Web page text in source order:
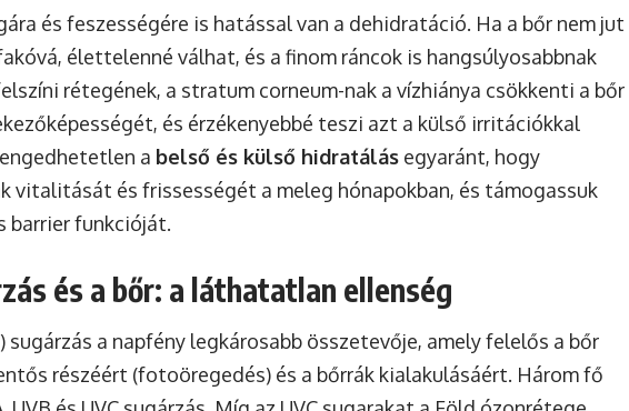
és feszességére is hatással van a dehidratáció. Ha a bőr nem jut
élettelenné válhat, és a finom ráncok is hangsúlyosabbnak
rétegének, a stratum corneum-nak a vízhiánya csökkenti a bőr
és érzékenyebbé teszi azt a külső irritációkkal
a belső és külső hidratálás egyaránt, hogy
vitalitását és frissességét a meleg hónapokban, és támogassuk
barrier funkcióját.
és a bőr: a láthatatlan ellenség
sugárzás a napfény legkárosabb összetevője, amely felelős a bőr
részéért (fotoöregedés) és a bőrrák kialakulásáért. Három fő